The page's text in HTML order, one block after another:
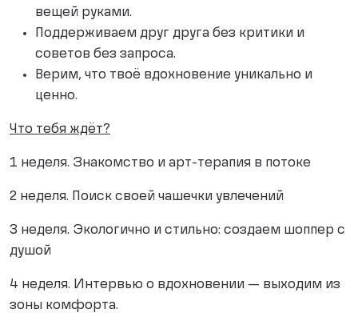
вещей руками.
Поддерживаем друг друга без критики и
советов без запроса.
Верим, что твоё вдохновение уникально и
ценно.
Что тебя ждёт?
1 неделя. Знакомство и арт-терапия в потоке
2 неделя. Поиск своей чашечки увлечений
3 неделя. Экологично и стильно: создаем шоппер с
душой
4 неделя. Интервью о вдохновении — выходим из
зоны комфорта.